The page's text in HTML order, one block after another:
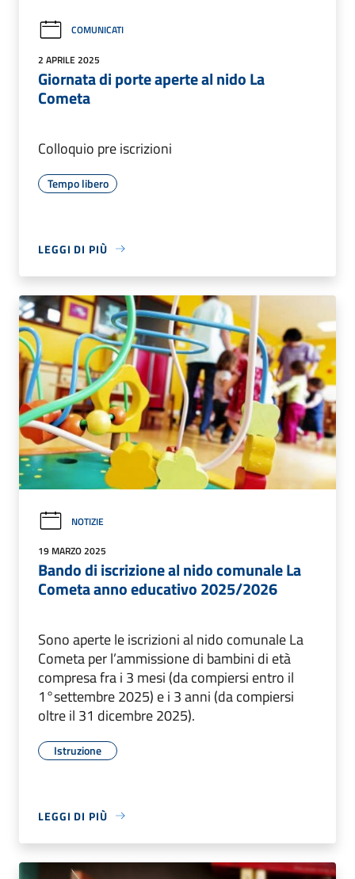
COMUNICATI
2 APRILE 2025
Giornata di porte aperte al nido La
Cometa
Colloquio pre iscrizioni
Tempo libero
LEGGI DI PIÙ
NOTIZIE
19 MARZO 2025
Bando di iscrizione al nido comunale La
Cometa anno educativo 2025/2026
Sono aperte le iscrizioni al nido comunale La
Cometa per l’ammissione di bambini di età
compresa fra i 3 mesi (da compiersi entro il
1°settembre 2025) e i 3 anni (da compiersi
oltre il 31 dicembre 2025).
Istruzione
LEGGI DI PIÙ